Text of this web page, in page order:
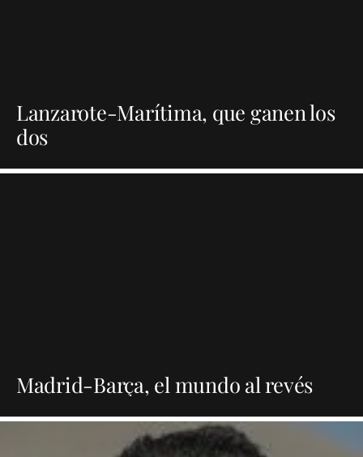
Lanzarote-Marítima, que ganen los
dos
Madrid-Barça, el mundo al revés